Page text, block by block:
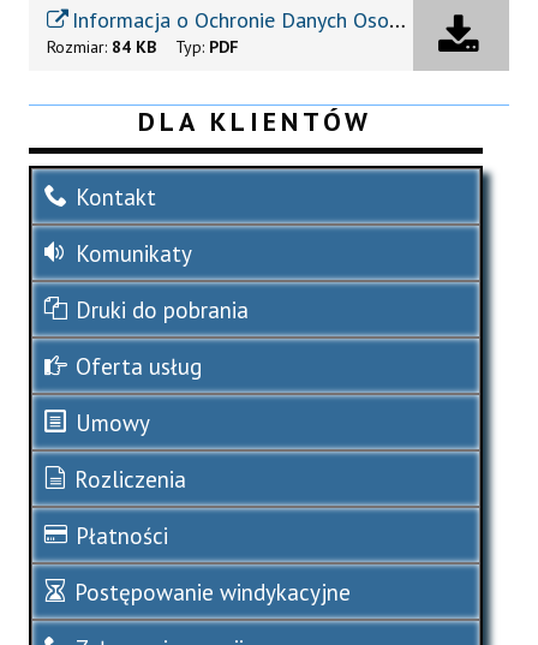
Informacja o Ochronie Danych Osobowych
Rozmiar: 84 KB Typ: PDF
DLA KLIENTÓW
Kontakt
Komunikaty
Druki do pobrania
Oferta usług
Umowy
Rozliczenia
Płatności
Postępowanie windykacyjne